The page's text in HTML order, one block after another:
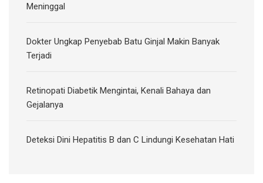
Meninggal
Dokter Ungkap Penyebab Batu Ginjal Makin Banyak
Terjadi
Retinopati Diabetik Mengintai, Kenali Bahaya dan
Gejalanya
Deteksi Dini Hepatitis B dan C Lindungi Kesehatan Hati